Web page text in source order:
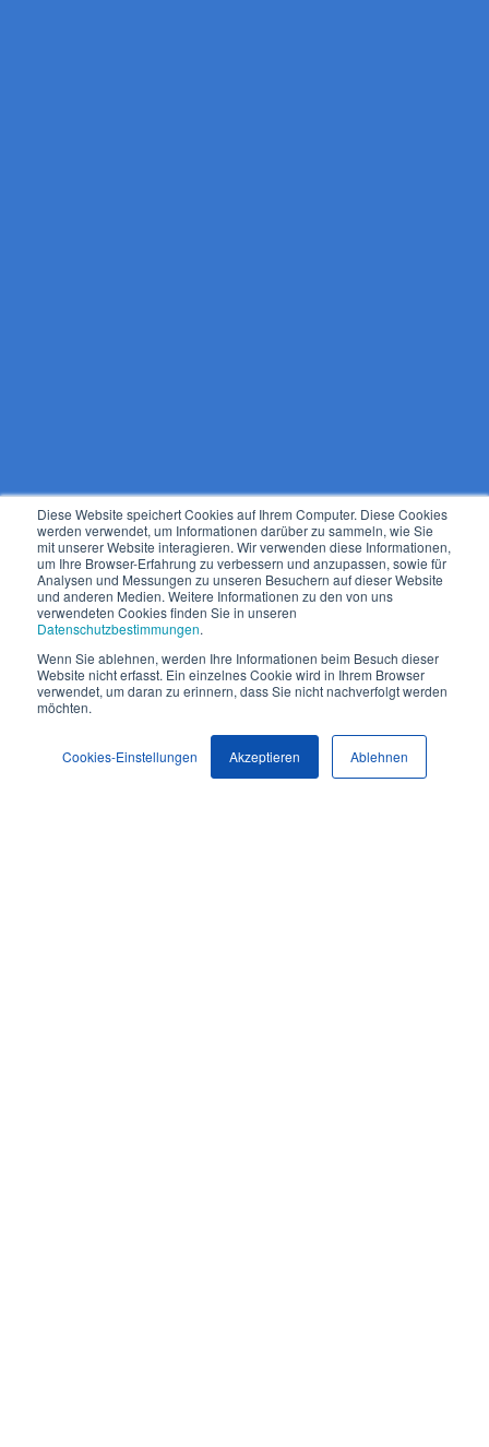
Diese Website speichert Cookies auf Ihrem Computer. Diese Cookies
werden verwendet, um Informationen darüber zu sammeln, wie Sie
mit unserer Website interagieren. Wir verwenden diese Informationen,
um Ihre Browser-Erfahrung zu verbessern und anzupassen, sowie für
Analysen und Messungen zu unseren Besuchern auf dieser Website
und anderen Medien. Weitere Informationen zu den von uns
verwendeten Cookies finden Sie in unseren
Datenschutzbestimmungen.
Wenn Sie ablehnen, werden Ihre Informationen beim Besuch dieser
Website nicht erfasst. Ein einzelnes Cookie wird in Ihrem Browser
verwendet, um daran zu erinnern, dass Sie nicht nachverfolgt werden
möchten.
Cookies-Einstellungen Akzeptieren Ablehnen